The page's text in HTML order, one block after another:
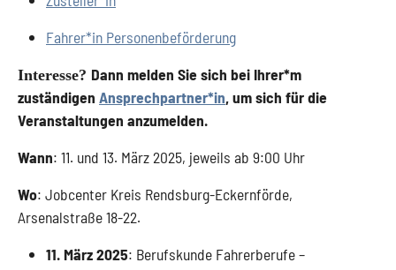
Fahrer*in Personenbeförderung
Interesse? Dann melden Sie sich bei Ihrer*m
zuständigen Ansprechpartner*in, um sich für die
Veranstaltungen anzumelden.
Wann: 11. und 13. März 2025, jeweils ab 9:00 Uhr
Wo: Jobcenter Kreis Rendsburg-Eckernförde,
Arsenalstraße 18-22.
11. März 2025: Berufskunde Fahrerberufe –